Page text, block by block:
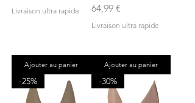
Livraison ultra rapide
Ajouter au panier
Prix
64,99 €
Livraison ultra rapide
Ajouter au panier
-25% -30%